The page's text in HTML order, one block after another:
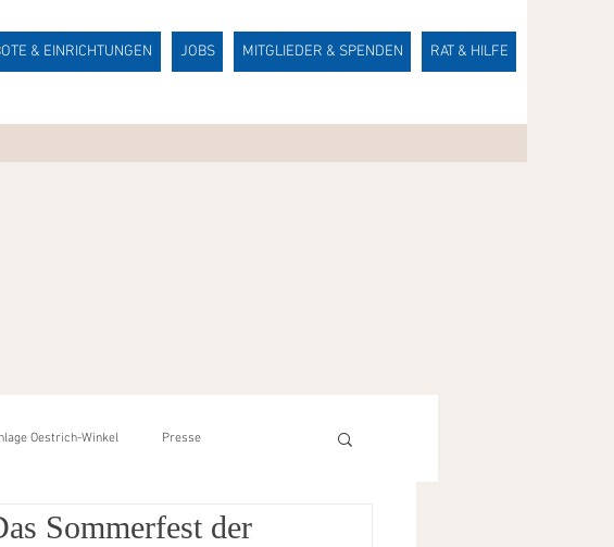
& EINRICHTUNGEN JOBS MITGLIEDER & SPENDEN RAT & HILFE
Oestrich-Winkel Presse
Sommerfest der